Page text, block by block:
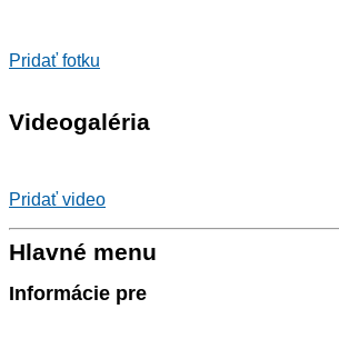
Pridať fotku
Videogaléria
Pridať video
Hlavné menu
Informácie pre